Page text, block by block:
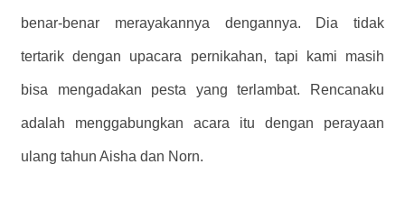
benar-benar merayakannya dengannya. Dia tidak
tertarik dengan upacara pernikahan, tapi kami masih
bisa mengadakan pesta yang terlambat. Rencanaku
adalah menggabungkan acara itu dengan perayaan
ulang tahun Aisha dan Norn.